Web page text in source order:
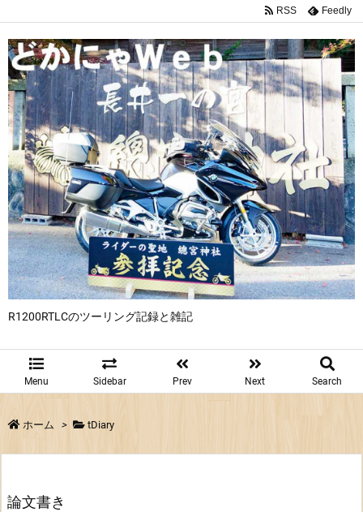
R1200RTLCのツーリング記録と雑記
Menu Sidebar Prev Next Search
RSS Feedly
ホーム > tDiary
論文書き